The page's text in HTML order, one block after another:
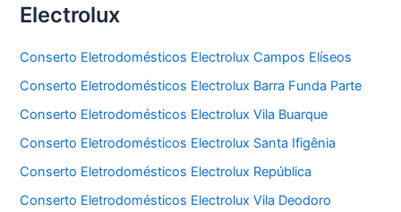
Electrolux
Conserto Eletrodomésticos Electrolux Campos Elíseos
Conserto Eletrodomésticos Electrolux Barra Funda Parte
Conserto Eletrodomésticos Electrolux Vila Buarque
Conserto Eletrodomésticos Electrolux Santa Ifigênia
Conserto Eletrodomésticos Electrolux República
Conserto Eletrodomésticos Electrolux Vila Deodoro